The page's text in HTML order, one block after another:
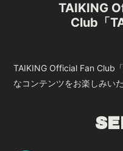
DISCOGRAPHY
BLOG
TAIKING
Club「
TAIKING Official Fan Club
なコンテンツをお楽しみい